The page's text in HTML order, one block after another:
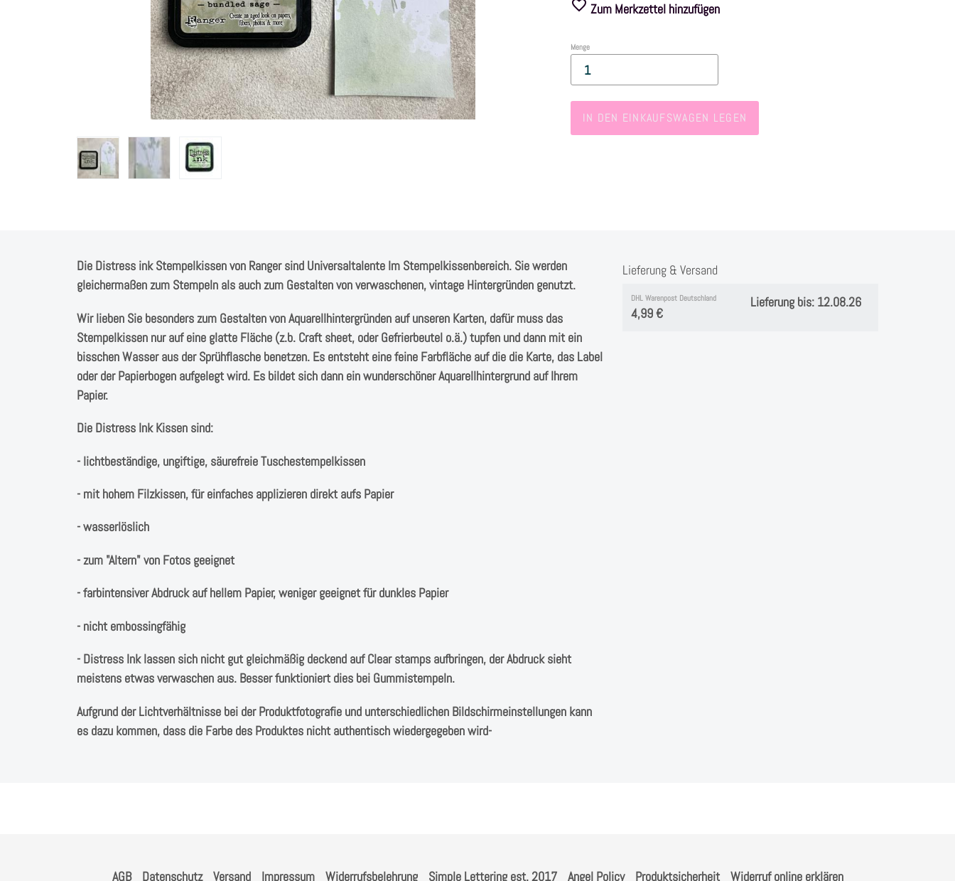
Zum Merkzettel hinzufügen
Menge
IN DEN EINKAUFSWAGEN LEGEN
Die Distress ink Stempelkissen von Ranger sind Universaltalente Im Stempelkissenbereich. Sie werden
gleichermaßen zum Stempeln als auch zum Gestalten von verwaschenen, vintage Hintergründen genutzt.
Wir lieben Sie besonders zum Gestalten von Aquarellhintergründen auf unseren Karten, dafür muss das
Stempelkissen nur auf eine glatte Fläche (z.b. Craft sheet, oder Gefrierbeutel o.ä.) tupfen und dann mit ein
bisschen Wasser aus der Sprühflasche benetzen. Es entsteht eine feine Farbfläche auf die die Karte, das Label
oder der Papierbogen aufgelegt wird. Es bildet sich dann ein wunderschöner Aquarellhintergrund auf Ihrem
Papier.
Die Distress Ink Kissen sind:
- lichtbeständige, ungiftige, säurefreie Tuschestempelkissen
- mit hohem Filzkissen, für einfaches applizieren direkt aufs Papier
- wasserlöslich
- zum "Altern" von Fotos geeignet
- farbintensiver Abdruck auf hellem Papier, weniger geeignet für dunkles Papier
- nicht embossingfähig
- Distress Ink lassen sich nicht gut gleichmäßig deckend auf Clear stamps aufbringen, der Abdruck sieht
meistens etwas verwaschen aus. Besser funktioniert dies bei Gummistempeln.
Aufgrund der Lichtverhältnisse bei der Produktfotografie und unterschiedlichen Bildschirmeinstellungen kann
es dazu kommen, dass die Farbe des Produktes nicht authentisch wiedergegeben wird-
Lieferung & Versand
DHL Warenpost Deutschland
4,99 €
Lieferung bis: 12.08.26
AGB Datenschutz Versand Impressum Widerrufsbelehrung Simple Lettering est. 2017 Angel Policy Produktsicherheit Widerruf online erklären